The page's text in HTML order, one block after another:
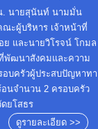
. นายสุนันท์ นามมั่น
ณะผู้บริหาร เจ้าหน้าที่
ย และนายวิโรจน์ โกมล
ที่พัฒนาสังคมและความ
บครัวผู้ประสบปัญหาทา
อนจำนวน 2 ครอบครัว
ยโสธร
ดูรายละเอียด >>